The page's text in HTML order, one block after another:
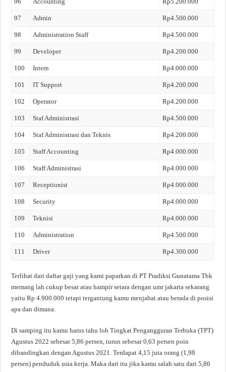
97 Admin Rp4.500.000
98 Administration Staff Rp4.500.000
99 Developer Rp4.200.000
100 Intern Rp4.000.000
101 IT Support Rp4.200.000
102 Operator Rp4.200.000
103 Staf Administrasi Rp4.500.000
104 Staf Administrasi dan Teknis Rp4.200.000
105 Staff Accounting Rp4.000.000
106 Staff Administrasi Rp4.000.000
107 Receptionist Rp4.000.000
108 Security Rp4.000.000
109 Teknisi Rp4.000.000
110 Administration Rp4.500.000
111 Driver Rp4.300.000
Terlihat dari daftar gaji yang kami paparkan di PT Pradiksi Gunatama Tbk
memang lah cukup besar atau hampir setara dengan umr jakarta sekarang
yaitu Rp 4.900.000 tetapi tergantung kamu menjabat atau berada di posisi
apa dan dimana.
Di samping itu kamu harus tahu loh Tingkat Pengangguran Terbuka (TPT)
Agustus 2022 sebesar 5,86 persen, turun sebesar 0,63 persen poin
dibandingkan dengan Agustus 2021. Terdapat 4,15 juta orang (1,98
persen) penduduk usia kerja. Maka dari itu jika kamu salah satu dari 5,86